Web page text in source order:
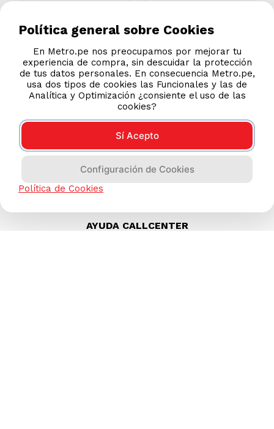
AYUDA CALLCENTER
Política general sobre Cookies
En Metro.pe nos preocupamos por mejorar tu
experiencia de compra, sin descuidar la protección
de tus datos personales. En consecuencia Metro.pe,
usa dos tipos de cookies las Funcionales y las de
Analítica y Optimización ¿consiente el uso de las
cookies?
Sí Acepto
Configuración de Cookies
Política de Cookies